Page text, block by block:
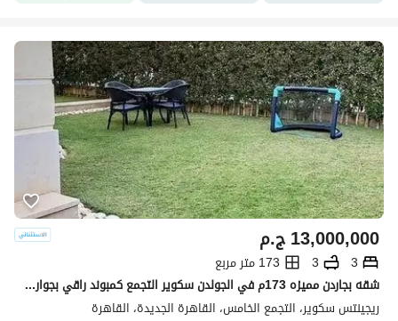
ج.م13,000,000
3
3
173 متر مربع
شقه بجاردن مميزه 173م في الجولدن سكوير التجمع كمبوند راقي بجوار ميفيدا
ريجينتس سكوير، التجمع الخامس، القاهرة الجديدة، القاهرة